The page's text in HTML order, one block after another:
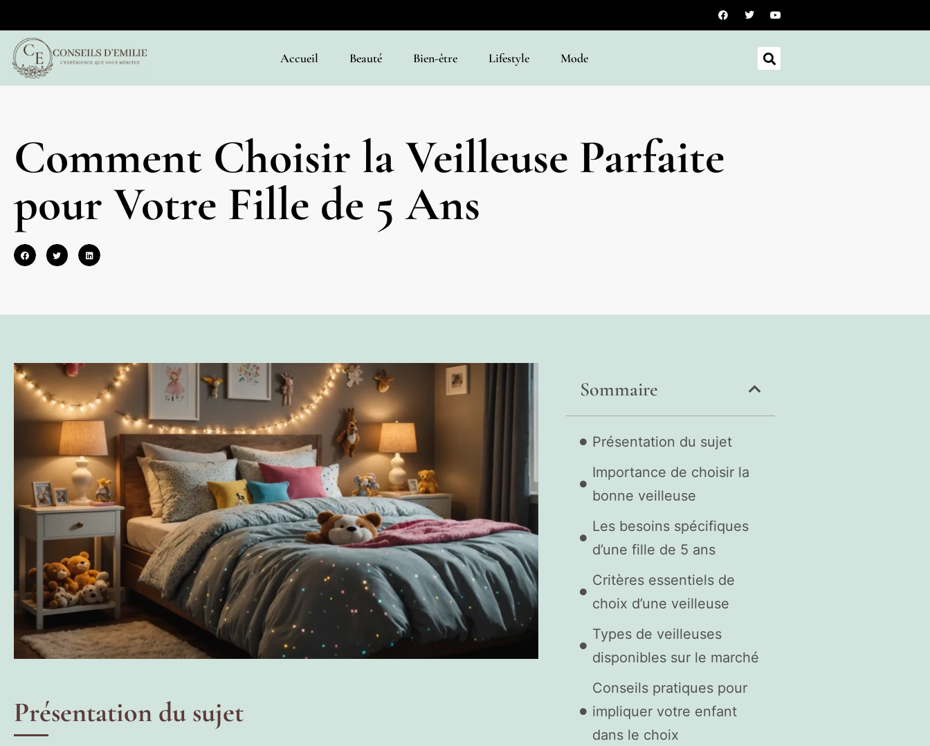
Accueil Beauté Bien-être Lifestyle Mode
Comment Choisir la Veilleuse Parfaite
pour Votre Fille de 5 Ans
Présentation du sujet
Sommaire
Présentation du sujet
Importance de choisir la
bonne veilleuse
Les besoins spécifiques
d’une fille de 5 ans
Critères essentiels de
choix d’une veilleuse
Types de veilleuses
disponibles sur le marché
Conseils pratiques pour
impliquer votre enfant
dans le choix